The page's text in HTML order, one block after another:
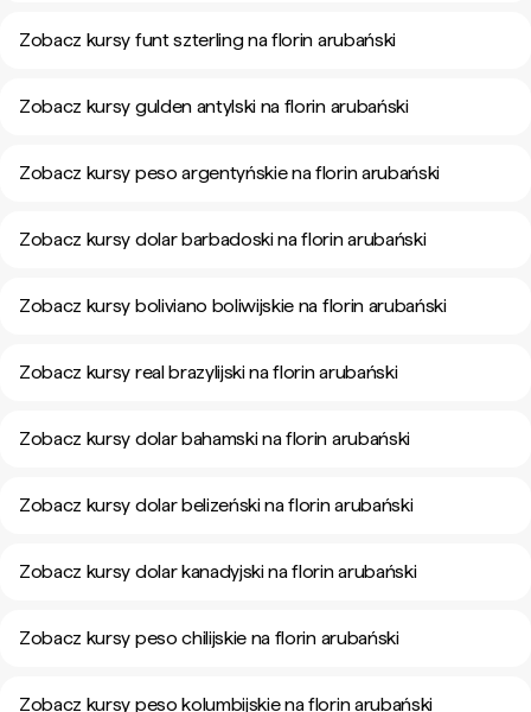
Zobacz kursy funt szterling na florin arubański
Zobacz kursy gulden antylski na florin arubański
Zobacz kursy peso argentyńskie na florin arubański
Zobacz kursy dolar barbadoski na florin arubański
Zobacz kursy boliviano boliwijskie na florin arubański
Zobacz kursy real brazylijski na florin arubański
Zobacz kursy dolar bahamski na florin arubański
Zobacz kursy dolar belizeński na florin arubański
Zobacz kursy dolar kanadyjski na florin arubański
Zobacz kursy peso chilijskie na florin arubański
Zobacz kursy peso kolumbijskie na florin arubański